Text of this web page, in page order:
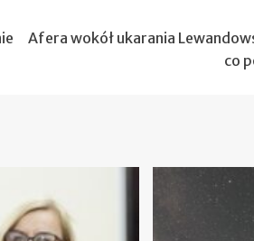
Afera wokół ukarania
co